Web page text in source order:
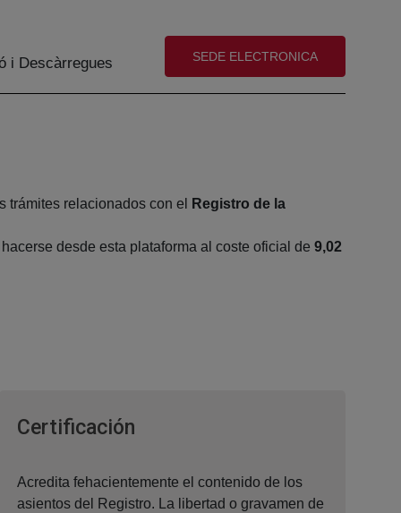
i Descàrregues (abre en nueva ventana)
SEDE ELECTRONICA
relacionados con el Registro de la
desde esta plataforma al coste oficial de 9,02
Certificación
Acredita fehacientemente el contenido de los
asientos del Registro. La libertad o gravamen de